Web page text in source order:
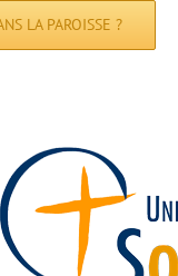
LA PAROISSE ?